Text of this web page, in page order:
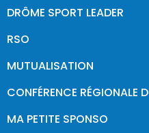
Formations &
CDOS 26
Qui sommes-nous ?
Comités
DRÔME SPORT LEADER
RSO
MUTUALISATION
CONFÉRENCE RÉGIONALE
MA PETITE SPONSO